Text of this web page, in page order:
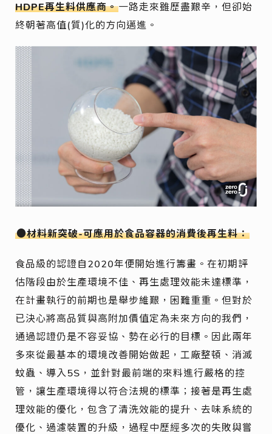
HDPE再生料供應商。一路走來雖歷盡艱辛，但卻始
終朝著高值(質)化的方向邁進。
●材料新突破-可應用於食品容器的消費後再生料：
食品級的認證自2020年便開始進行籌畫。在初期評
估階段由於生產環境不佳、再生處理效能未達標準，
在計畫執行的前期也是舉步維艱，困難重重。但對於
已決心將高品質與高附加價值定為未來方向的我們，
通過認證仍是不容妥協、勢在必行的目標。因此兩年
多來從最基本的環境改善開始做起，工廠整頓、消滅
蚊蟲、導入5S，並針對最前端的來料進行嚴格的控
管，讓生產環境得以符合法規的標準；接著是再生處
理效能的優化，包含了清洗效能的提升、去味系統的
優化、過濾裝置的升級，過程中歷經多次的失敗與嘗